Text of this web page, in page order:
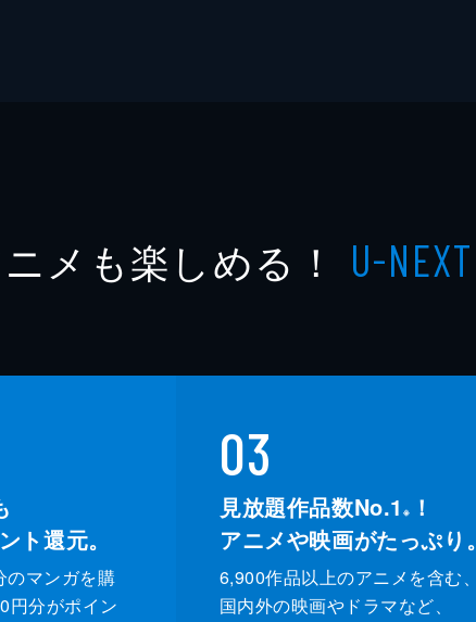
メも楽しめる！ U-NEXT
ト還元。
のマンガを購
円分がポイン
03
見放題作品数No.1 ※
！
アニメや映画がたっぷり。
6,900作品以上のアニメを含む、
国内外の映画やドラマなど、